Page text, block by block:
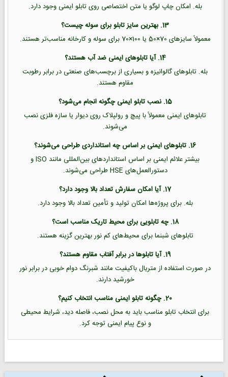
بله. امکان چاپ لوگو یا متن اختصاصی روی تابلو ایمنی وجود دارد.
13. بهترین سایز تابلو برای سوله چیست؟
معمولاً سایزهای 70×50 یا 100×70 برای سوله و کارخانه مناسب‌تر هستند.
14. آیا تابلوهای ایمنی ضد آب هستند؟
بله. تابلوهای گالوانیزه و بسیاری از برچسب‌های صنعتی در برابر رطوبت
مقاوم هستند.
15. نصب تابلو ایمنی چگونه انجام می‌شود؟
تابلوهای ایمنی معمولاً با پیچ و رولپلاک روی دیوار یا سازه فلزی نصب
می‌شوند.
16. تابلوهای ایمنی بر اساس چه استانداردی طراحی می‌شوند؟
بیشتر علائم ایمنی بر اساس استانداردهای بین‌المللی مانند ISO و
دستورالعمل‌های HSE طراحی می‌شوند.
17. آیا امکان سفارش تعداد بالا وجود دارد؟
بله. برای پروژه‌ها امکان تولید و تأمین تعداد بالا وجود دارد.
18. چه تابلویی برای محیط تاریک مناسب است؟
تابلوهای شبنما برای محیط‌های کم نور بهترین گزینه هستند.
19. آیا تابلوها در برابر آفتاب مقاوم هستند؟
در صورت استفاده از متریال باکیفیت مانند شبرنگ دوام خوبی در برابر نور
خورشید دارند.
20. چگونه تابلو ایمنی مناسب انتخاب کنیم؟
برای انتخاب تابلو مناسب باید به محل نصب، فاصله دید، شرایط محیطی
و نوع پیام ایمنی توجه کرد.